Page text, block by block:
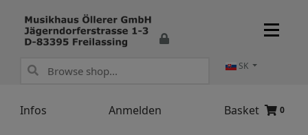
Infos Anmelden Basket 0
SK